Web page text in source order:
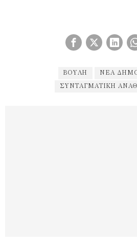
ΒΟΥΛΉ ΝΈΑ
ΣΥΝΤΑΓΜΑΤΙΚΉ